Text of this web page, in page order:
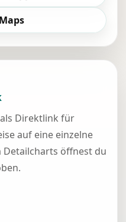
Direktlink für
auf eine einzelne
Detailcharts öffnest du